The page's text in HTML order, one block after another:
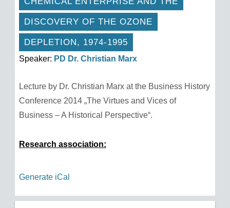
DISCOVERY OF THE OZONE
DEPLETION, 1974-1995
Speaker: PD Dr. Christian Marx
Lecture by Dr. Christian Marx at the Business History
Conference 2014 „The Virtues and Vices of
Business – A Historical Perspective“.
Research association:
Generate iCal